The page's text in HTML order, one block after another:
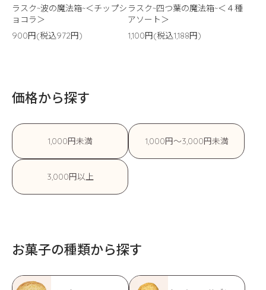
ラスク~波の魔法箱~＜チップシ
ョコラ＞
900円(税込972円)
ラスク~四つ葉の魔法箱~＜４種
アソート＞
1,100円(税込1,188円)
価格から探す
1,000円未満 1,000円〜3,000円未満
3,000円以上
お菓子の種類から探す